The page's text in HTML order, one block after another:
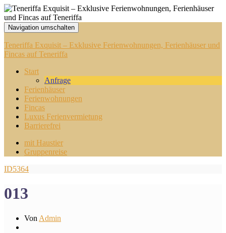
Navigation umschalten
Teneriffa Exquisit – Exklusive Ferienwohnungen, Ferienhäuser und
Fincas auf Teneriffa
Start
Anfrage
Ferienhäuser
Ferienwohnungen
Fincas
Luxus Ferienvermietung
Barrierefrei
mit Haustier
Gruppenreise
ID5364
013
Von Admin